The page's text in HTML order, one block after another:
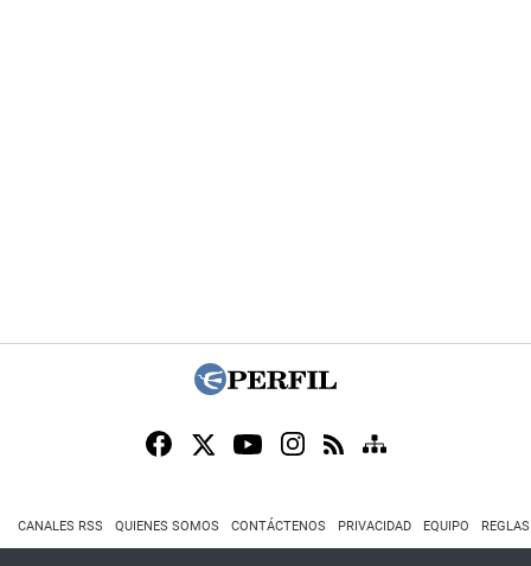
CANALES RSS QUIENES SOMOS CONTÁCTENOS PRIVACIDAD EQUIPO